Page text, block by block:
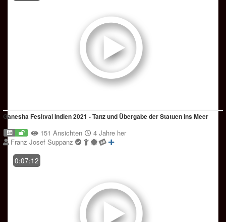
Ganesha Fesitval Indien 2021 - Tanz und Übergabe der Statuen ins Meer
151 Ansichten
4 Jahre her
Franz Josef Suppanz
0:07:12